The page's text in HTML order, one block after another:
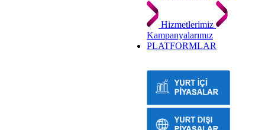
Hizmetlerimiz
Kampanyalarımız
PLATFORMLAR